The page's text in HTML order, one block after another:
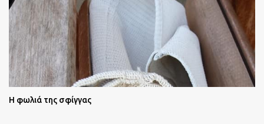
Η φωλιά της σφίγγας